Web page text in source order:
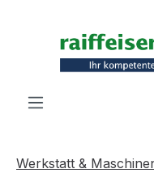
Werkstatt &